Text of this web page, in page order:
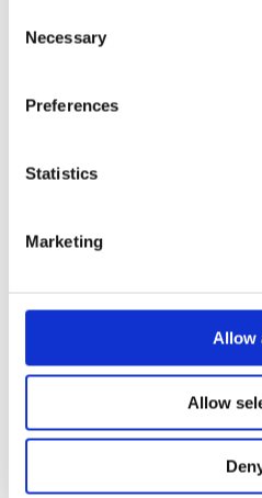
Selection
Necessary
Preferences
Statistics
Marketing
Allow
Allow
insekter og deres
bruge disse
med idéer til at udvikle